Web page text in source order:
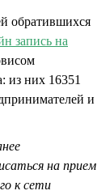
обратившихся
запись на
из них 16351
и
на прием
к сети